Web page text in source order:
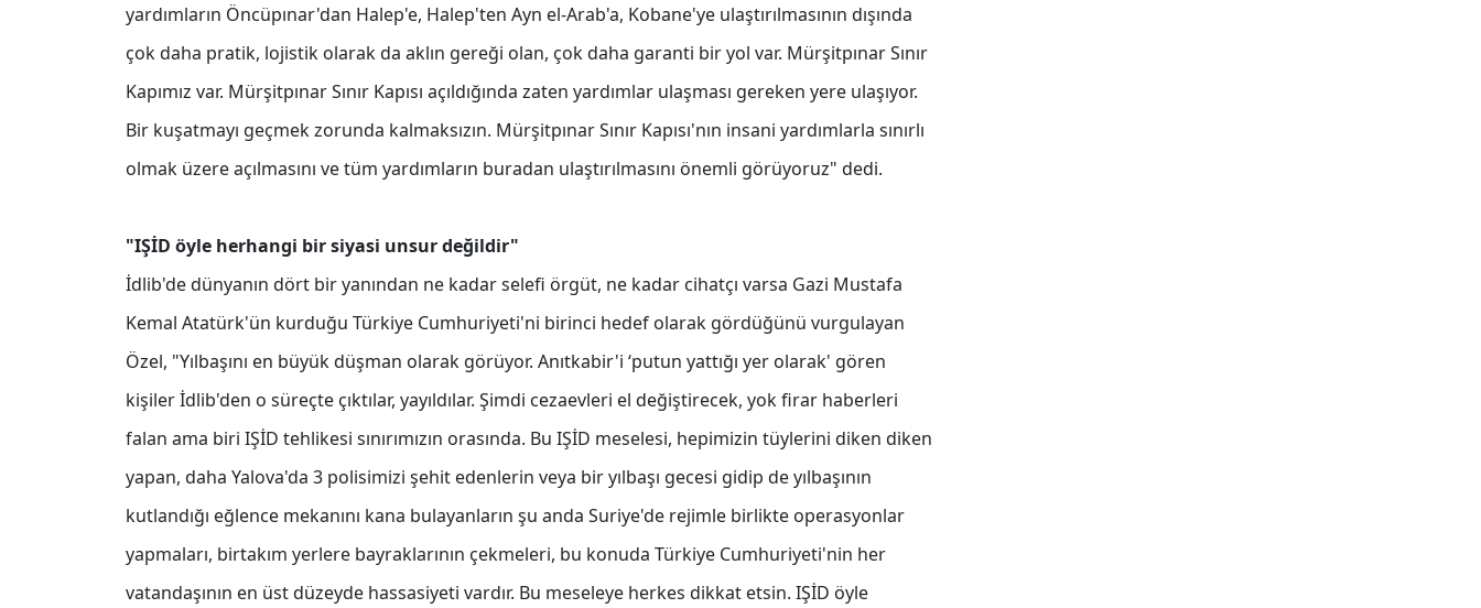
yardımların Öncüpınar'dan Halep'e, Halep'ten Ayn el-Arab'a, Kobane'ye ulaştırılmasının dışında
çok daha pratik, lojistik olarak da aklın gereği olan, çok daha garanti bir yol var. Mürşitpınar Sınır
Kapımız var. Mürşitpınar Sınır Kapısı açıldığında zaten yardımlar ulaşması gereken yere ulaşıyor.
Bir kuşatmayı geçmek zorunda kalmaksızın. Mürşitpınar Sınır Kapısı'nın insani yardımlarla sınırlı
olmak üzere açılmasını ve tüm yardımların buradan ulaştırılmasını önemli görüyoruz" dedi.
"IŞİD öyle herhangi bir siyasi unsur değildir"
İdlib'de dünyanın dört bir yanından ne kadar selefi örgüt, ne kadar cihatçı varsa Gazi Mustafa
Kemal Atatürk'ün kurduğu Türkiye Cumhuriyeti'ni birinci hedef olarak gördüğünü vurgulayan
Özel, "Yılbaşını en büyük düşman olarak görüyor. Anıtkabir'i ‘putun yattığı yer olarak' gören
kişiler İdlib'den o süreçte çıktılar, yayıldılar. Şimdi cezaevleri el değiştirecek, yok firar haberleri
falan ama biri IŞİD tehlikesi sınırımızın orasında. Bu IŞİD meselesi, hepimizin tüylerini diken diken
yapan, daha Yalova'da 3 polisimizi şehit edenlerin veya bir yılbaşı gecesi gidip de yılbaşının
kutlandığı eğlence mekanını kana bulayanların şu anda Suriye'de rejimle birlikte operasyonlar
yapmaları, birtakım yerlere bayraklarının çekmeleri, bu konuda Türkiye Cumhuriyeti'nin her
vatandaşının en üst düzeyde hassasiyeti vardır. Bu meseleye herkes dikkat etsin. IŞİD öyle